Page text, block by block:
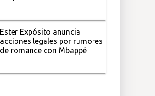
Ester Expósito anuncia
acciones legales por rumores
de romance con Mbappé